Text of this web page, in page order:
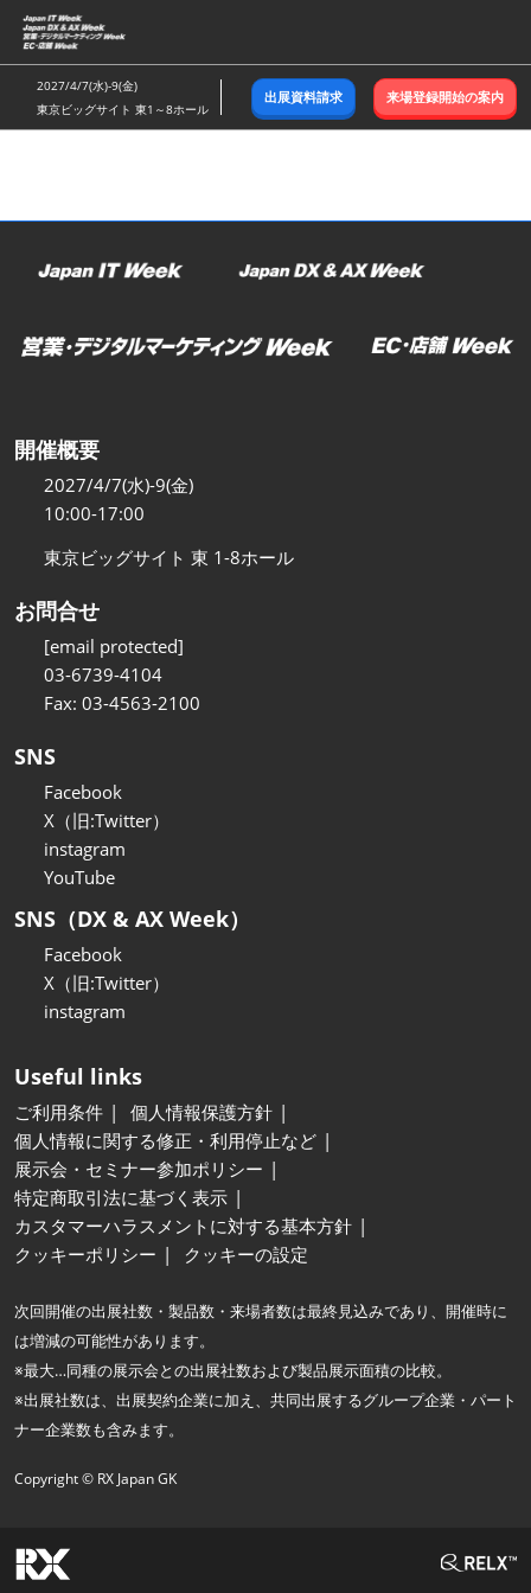
ス
キ
ッ
し
む
2027/4/7(水)-9(金)
東京ビッグサイト 東1～8ホール
出展資料請求 来場登録開始の案内
開催概要
2027/4/7(水)-9(金)
10:00-17:00
東京ビッグサイト 東 1-8ホール
お問合せ
[email protected]
03-6739-4104
Fax: 03-4563-2100
SNS
Facebook
X（旧:Twitter）
instagram
YouTube
SNS（DX & AX Week）
Facebook
X（旧:Twitter）
instagram
Useful links
ご利用条件
個人情報保護方針
個人情報に関する修正・利用停止など
展示会・セミナー参加ポリシー
特定商取引法に基づく表示
カスタマーハラスメントに対する基本方針
クッキーポリシー
クッキーの設定
次回開催の出展社数・製品数・来場者数は最終見込みであり、開催時に
は増減の可能性があります。
※最大…同種の展示会との出展社数および製品展示面積の比較。
※出展社数は、出展契約企業に加え、共同出展するグループ企業・パート
ナー企業数も含みます。
Copyright © RX Japan GK